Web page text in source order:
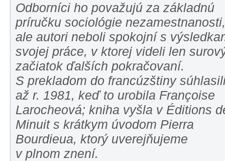
Odborníci ho považujú za základnú
príručku sociológie nezamestnanosti,
ale autori neboli spokojní s
svojej práce, v ktorej videli len
začiatok ďalších pokračovaní.
S prekladom do francúzštiny
až r. 1981, keď to urobila Françoise
Larocheová; kniha vyšla v Éditions
Minuit s krátkym úvodom Pierra
Bourdieua, ktorý uverejňujeme
v plnom znení.